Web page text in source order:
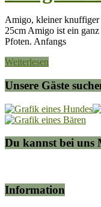
Amigo, kleiner knuffiger
25cm Amigo ist ein
Pfoten. Anfangs
Weiterlesen
Unsere Gäste
Du kannst bei uns
Information